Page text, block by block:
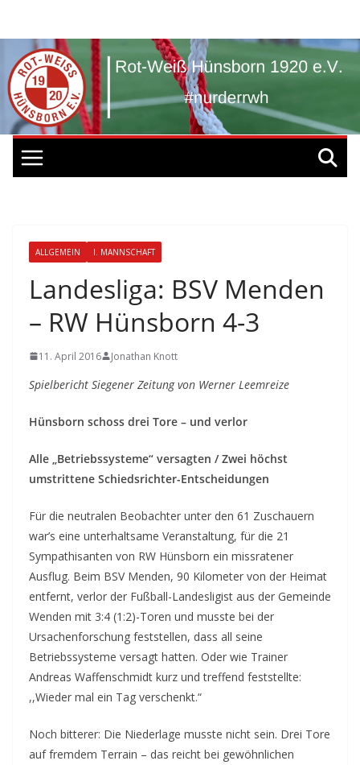
springen
ALLGEMEIN I. MANNSCHAFT
Landesliga: BSV Menden
– RW Hünsborn 4-3
11. April 2016 Jonathan Knott
Spielbericht Siegener Zeitung von Werner Leemreize
Hünsborn schoss drei Tore – und verlor
Alle „Betriebssysteme“ versagten / Zwei höchst
umstrittene Schiedsrichter-Entscheidungen
Für die neutralen Beobachter unter den 61 Zuschauern
war’s eine unterhaltsame Veranstaltung, für die 21
Sympathisanten von RW Hünsborn ein missratener
Ausflug. Beim BSV Menden, 90 Kilometer von der Heimat
entfernt, verlor der Fußball-Landesligist aus der Gemeinde
Wenden mit 3:4 (1:2)-Toren und musste bei der
Ursachenforschung feststellen, dass all seine
Betriebssysteme versagt hatten. Oder wie Trainer
Andreas Waffenschmidt kurz und treffend feststellte:
,,Wieder mal ein Tag verschenkt.“
Noch bitterer: Die Niederlage musste nicht sein. Drei Tore
auf fremdem Terrain – das reicht bei gewöhnlichen